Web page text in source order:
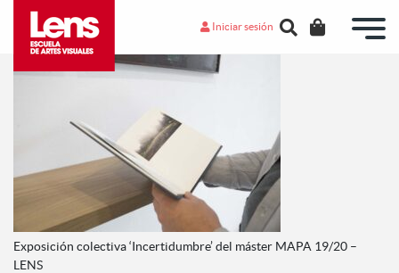
Iniciar sesión
Exposición colectiva ‘Incertidumbre’ del máster MAPA 19/20 –
LENS